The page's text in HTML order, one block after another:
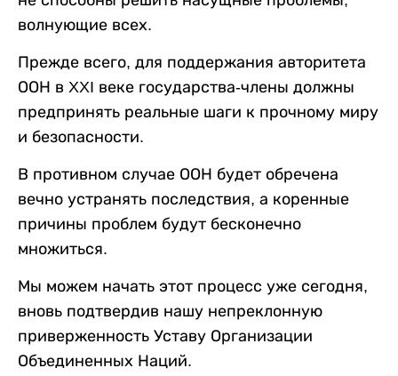
волнующие всех.
Прежде всего, для поддержания авторитета
ООН в XXI веке государства-члены должны
предпринять реальные шаги к прочному миру
и безопасности.
В противном случае ООН будет обречена
вечно устранять последствия, а коренные
причины проблем будут бесконечно
множиться.
Мы можем начать этот процесс уже сегодня,
вновь подтвердив нашу непреклонную
приверженность Уставу Организации
Объединенных Наций.